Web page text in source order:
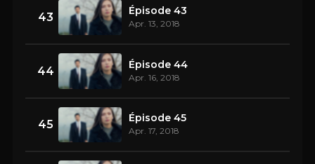
43 Épisode 43
Apr. 13, 2018
44 Épisode 44
Apr. 16, 2018
45 Épisode 45
Apr. 17, 2018